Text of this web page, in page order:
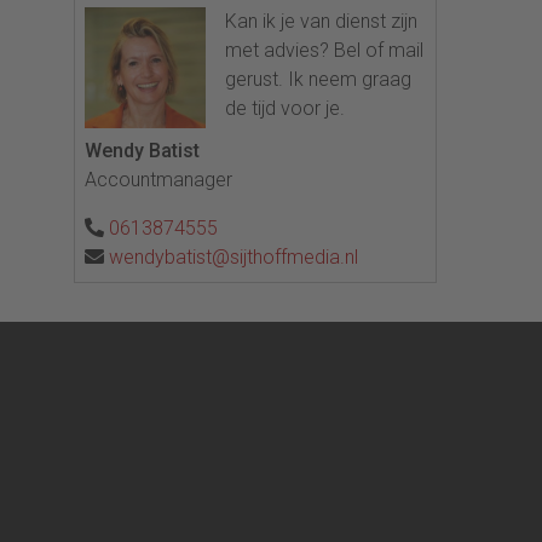
Kan ik je van dienst zijn
met advies? Bel of mail
gerust. Ik neem graag
de tijd voor je.
Wendy Batist
Accountmanager
0613874555
wendybatist@sijthoffmedia.nl